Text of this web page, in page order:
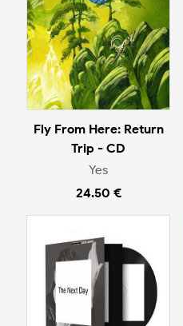
Fly From Here: Return
Trip - CD
Yes
24.50 €